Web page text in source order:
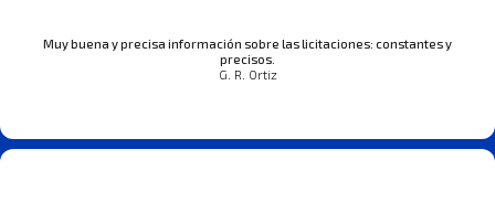
Muy buena y precisa información sobre las licitaciones: constantes y
precisos.
G. R. Ortiz